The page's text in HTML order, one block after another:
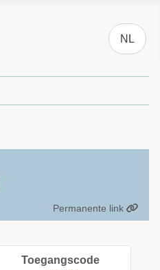
Selecteer
NL
Permanente link
Toegangscode